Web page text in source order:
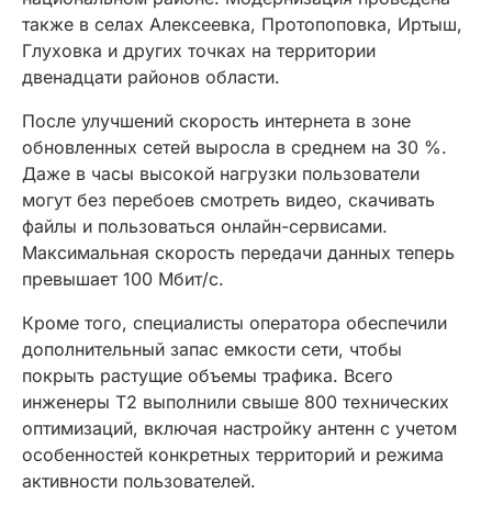
также в селах Алексеевка, Протопоповка, Иртыш,
Глуховка и других точках на территории
двенадцати районов области.
После улучшений скорость интернета в зоне
обновленных сетей выросла в среднем на 30 %.
Даже в часы высокой нагрузки пользователи
могут без перебоев смотреть видео, скачивать
файлы и пользоваться онлайн-сервисами.
Максимальная скорость передачи данных теперь
превышает 100 Мбит/с.
Кроме того, специалисты оператора обеспечили
дополнительный запас емкости сети, чтобы
покрыть растущие объемы трафика. Всего
инженеры Т2 выполнили свыше 800 технических
оптимизаций, включая настройку антенн с учетом
особенностей конкретных территорий и режима
активности пользователей.